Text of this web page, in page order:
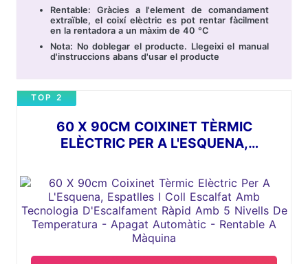
Rentable: Gràcies a l'element de comandament
extraïble, el coixí elèctric es pot rentar fàcilment
en la rentadora a un màxim de 40 °C
Nota: No doblegar el producte. Llegeixi el manual
d'instruccions abans d'usar el producte
60 X 90CM COIXINET TÈRMIC
ELÈCTRIC PER A L'ESQUENA,
TECNOLOGIA D'ESCALFAMENT RÀPID
AMB 5 NIVELLS DE TEMPERATURA -
APAGAT AUTOMÀTIC - RENTABLE A
MÀQUINA
TOP 2